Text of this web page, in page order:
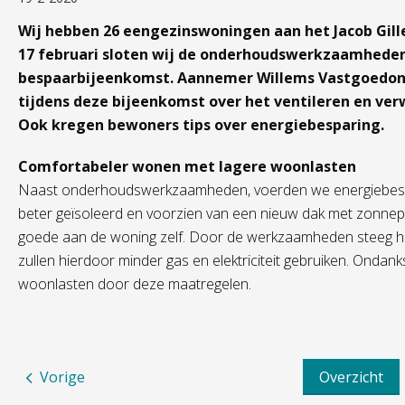
Wij hebben 26 eengezinswoningen aan het Jacob
17 februari sloten wij de
bespaarbijeenkomst. Aannemer Willems
tijdens deze bijeenkomst over het ventileren en
Ook kregen bewoners tips over energiebesparing.
Comfortabeler wonen met lagere woonlasten
Naast onderhoudswerkzaamheden, voerden we
beter geïsoleerd en voorzien van een nieuw dak met
goede aan de woning zelf. Door de werkzaamheden steeg
zullen hierdoor minder gas en elektriciteit gebruiken.
woonlasten door deze maatregelen.
Overzicht
Vorige